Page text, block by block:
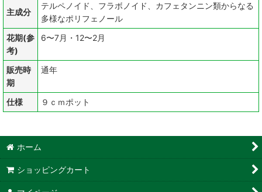
主成分
テルペノイド、フラボノイド、カフェタンニン類からなる
多様なポリフェノール
花期(参
考)
6〜7月・12〜2月
販売時
期
通年
仕様 ９ｃｍポット
ホーム
ショッピングカート